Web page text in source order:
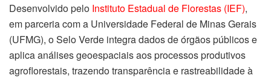
Desenvolvido pelo Instituto Estadual de Florestas (IEF),
em parceria com a Universidade Federal de Minas Gerais
(UFMG), o Selo Verde integra dados de órgãos públicos e
aplica análises geoespaciais aos processos produtivos
agroflorestais, trazendo transparência e rastreabilidade à